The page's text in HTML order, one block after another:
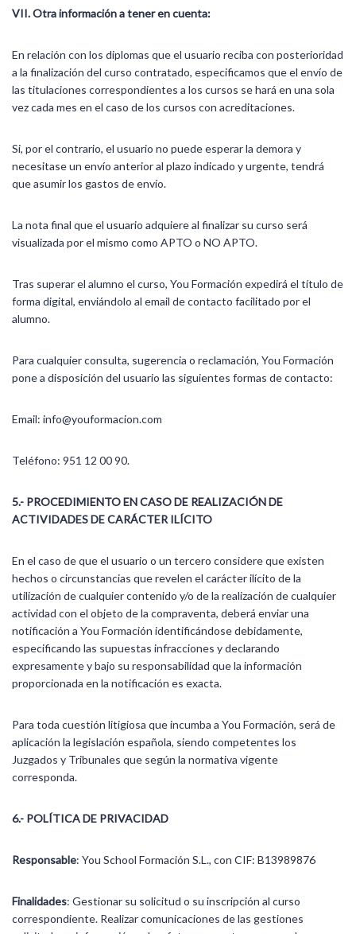
VII. Otra información a tener en cuenta:
En relación con los diplomas que el usuario reciba con posterioridad
a la finalización del curso contratado, especificamos que el envío de
las titulaciones correspondientes a los cursos se hará en una sola
vez cada mes en el caso de los cursos con acreditaciones.
Si, por el contrario, el usuario no puede esperar la demora y
necesitase un envío anterior al plazo indicado y urgente, tendrá
que asumir los gastos de envío.
La nota final que el usuario adquiere al finalizar su curso será
visualizada por el mismo como APTO o NO APTO.
Tras superar el alumno el curso, You Formación expedirá el título de
forma digital, enviándolo al email de contacto facilitado por el
alumno.
Para cualquier consulta, sugerencia o reclamación, You Formación
pone a disposición del usuario las siguientes formas de contacto:
Email: info@youformacion.com
Teléfono: 951 12 00 90.
5.- PROCEDIMIENTO EN CASO DE REALIZACIÓN DE
ACTIVIDADES DE CARÁCTER ILÍCITO
En el caso de que el usuario o un tercero considere que existen
hechos o circunstancias que revelen el carácter ilícito de la
utilización de cualquier contenido y/o de la realización de cualquier
actividad con el objeto de la compraventa, deberá enviar una
notificación a You Formación identificándose debidamente,
especificando las supuestas infracciones y declarando
expresamente y bajo su responsabilidad que la información
proporcionada en la notificación es exacta.
Para toda cuestión litigiosa que incumba a You Formación, será de
aplicación la legislación española, siendo competentes los
Juzgados y Tribunales que según la normativa vigente
corresponda.
6.- POLÍTICA DE PRIVACIDAD
Responsable: You School Formación S.L., con CIF: B13989876
Finalidades: Gestionar su solicitud o su inscripción al curso
correspondiente. Realizar comunicaciones de las gestiones